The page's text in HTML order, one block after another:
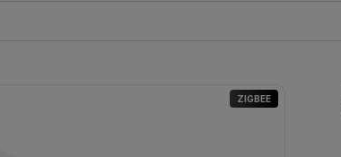
ZIGBEE